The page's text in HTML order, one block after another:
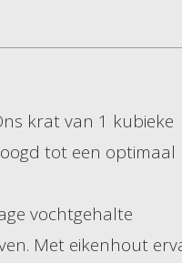
krat van 1 kubieke
tot een optimaal
vochtgehalte
Met eikenhout